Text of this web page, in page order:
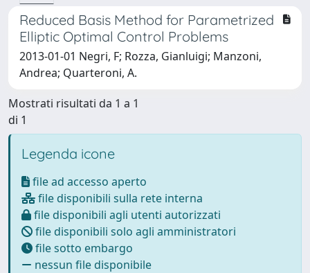
Reduced Basis Method for Parametrized
Elliptic Optimal Control Problems
2013-01-01 Negri, F; Rozza, Gianluigi; Manzoni,
Andrea; Quarteroni, A.
Mostrati risultati da 1 a 1
di 1
Legenda icone
file ad accesso aperto
file disponibili sulla rete interna
file disponibili agli utenti autorizzati
file disponibili solo agli amministratori
file sotto embargo
nessun file disponibile